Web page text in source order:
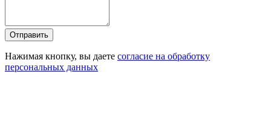
Отправить
Нажимая кнопку, вы даете согласие на обработку
персональных данных